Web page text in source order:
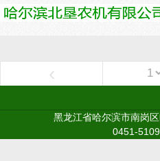
‹
黑龙江省哈尔滨市南岗
0451-